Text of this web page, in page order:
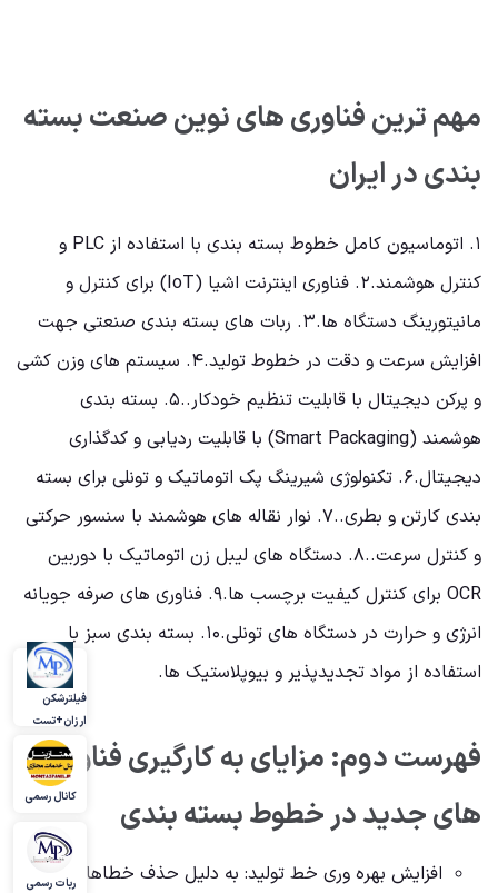
مهم ترین فناوری های نوین صنعت بسته
بندی در ایران
۱. اتوماسیون کامل خطوط بسته بندی با استفاده از PLC و
کنترل هوشمند.۲. فناوری اینترنت اشیا (IoT) برای کنترل و
مانیتورینگ دستگاه ها.۳. ربات های بسته بندی صنعتی جهت
افزایش سرعت و دقت در خطوط تولید.۴. سیستم های وزن کشی
و پرکن دیجیتال با قابلیت تنظیم خودکار..۵. بسته بندی
هوشمند (Smart Packaging) با قابلیت ردیابی و کدگذاری
دیجیتال.۶. تکنولوژی شیرینگ پک اتوماتیک و تونلی برای بسته
بندی کارتن و بطری..۷. نوار نقاله های هوشمند با سنسور حرکتی
و کنترل سرعت..۸. دستگاه های لیبل زن اتوماتیک با دوربین
OCR برای کنترل کیفیت برچسب ها.۹. فناوری های صرفه جویانه
انرژی و حرارت در دستگاه های تونلی.۱۰. بسته بندی سبز با
استفاده از مواد تجدیدپذیر و بیوپلاستیک ها.
فهرست دوم: مزایای به کارگیری فناوری
های جدید در خطوط بسته بندی
افزایش بهره وری خط تولید: به دلیل حذف خطاهای انسانی
فیلترشکن
ارزان+تست
کانال رسمی
ربات رسمی